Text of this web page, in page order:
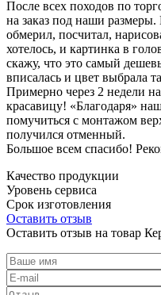
После всех походов по
на заказ под наши
обмерил, посчитал,
хотелось, и картинка в
скажу, что это самый
вписалась и цвет выбрала
Примерно через 2 недели
красавицу! «Благодаря»
помучиться с монтажом
получился отменный.
Большое всем спасибо!
Качество продукции
Уровень сервиса
Срок изготовления
Оставить отзыв
Оставить отзыв на товар